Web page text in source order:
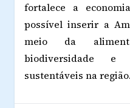
fortalece a
possível inserir a
meio da
biodiversidade e
sustentáveis na